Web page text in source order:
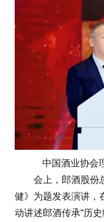
中国酒业协会
会上，郎酒股份总
健》为题发表演讲，
动讲述郎酒传承“历